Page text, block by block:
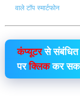
वाले टॉप स्मार्टफोन
कंप्यूटरसे संबंधित
परक्लिककर